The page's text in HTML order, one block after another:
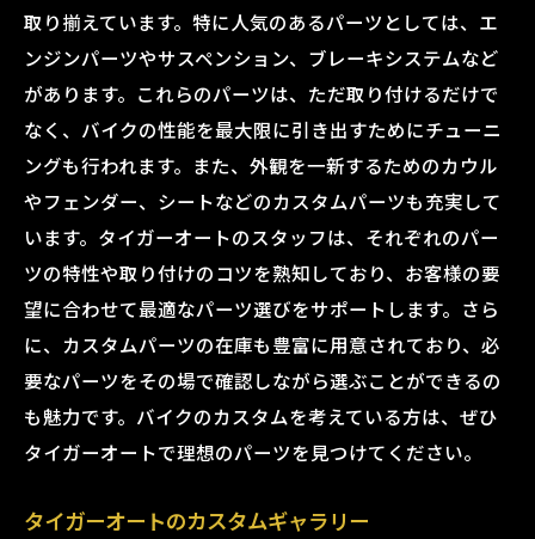
取り揃えています。特に人気のあるパーツとしては、エ
ンジンパーツやサスペンション、ブレーキシステムなど
があります。これらのパーツは、ただ取り付けるだけで
なく、バイクの性能を最大限に引き出すためにチューニ
ングも行われます。また、外観を一新するためのカウル
やフェンダー、シートなどのカスタムパーツも充実して
います。タイガーオートのスタッフは、それぞれのパー
ツの特性や取り付けのコツを熟知しており、お客様の要
望に合わせて最適なパーツ選びをサポートします。さら
に、カスタムパーツの在庫も豊富に用意されており、必
要なパーツをその場で確認しながら選ぶことができるの
も魅力です。バイクのカスタムを考えている方は、ぜひ
タイガーオートで理想のパーツを見つけてください。
タイガーオートのカスタムギャラリー